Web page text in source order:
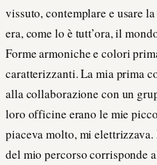
vissuto, contemplare e usare
era, come lo è tutt’ora, il
Forme armoniche e colori
caratterizzanti. La mia prima
alla collaborazione con un
loro officine erano le mie
piaceva molto, mi
del mio percorso corrisponde